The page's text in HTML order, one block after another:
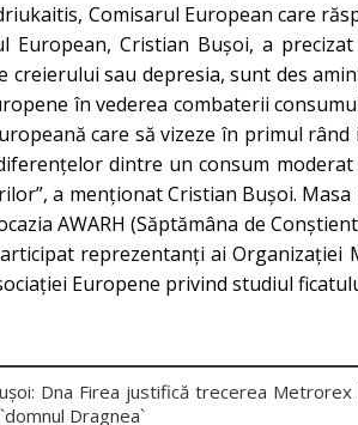
Comisarul European care
European, Cristian Bușoi, a
creierului sau depresia, sunt des
în vederea combaterii
care să vizeze în primul
dintre un consum moderat
a menționat Cristian Bușoi.
AWARH (Săptămâna de
reprezentanți ai Organizației
Europene privind studiul
Dna Firea justifică trecerea Metrorex
Dragnea`